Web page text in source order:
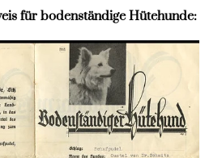
für bodenständige Hütehunde: